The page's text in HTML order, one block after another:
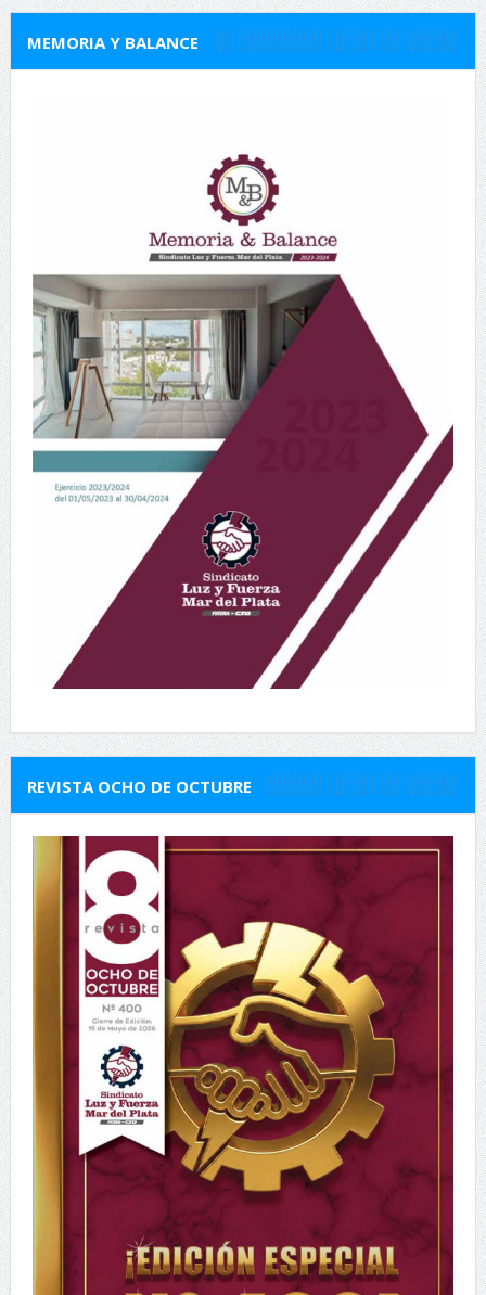
MEMORIA Y BALANCE
REVISTA OCHO DE OCTUBRE